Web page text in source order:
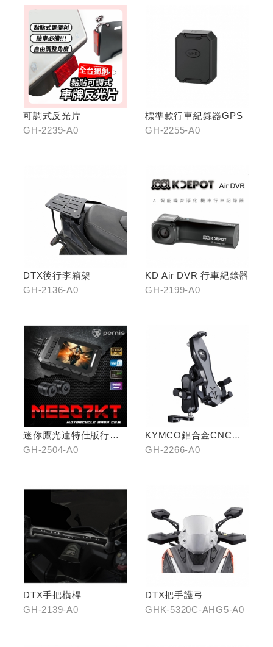
可調式反光片
GH-2239-A0
標準款行車紀錄器GPS
GH-2255-A0
DTX後行李箱架
GH-2136-A0
KD Air DVR 行車紀錄器
GH-2199-A0
迷你鷹光達特仕版行車
記錄器
GH-2504-A0
KYMCO鋁合金CNC減
震手機架
GH-2266-A0
DTX手把橫桿
GH-2139-A0
DTX把手護弓
GHK-5320C-AHG5-A0